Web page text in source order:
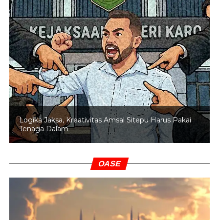
Logika Jaksa, Kreativitas Amsal Sitepu Harus Pakai
Tenaga Dalam
OASE